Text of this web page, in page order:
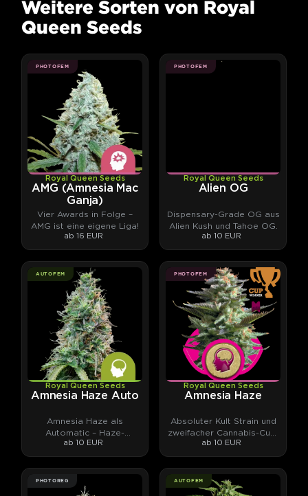
Weitere Sorten von Royal
Queen Seeds
PHOTOFEM
Royal Queen Seeds
AMG (Amnesia Mac
Ganja)
Vier Awards in Folge –
AMG ist eine eigene Liga!
ab 16 EUR
PHOTOFEM
Royal Queen Seeds
Alien OG
Dispensary-Grade OG aus
Alien Kush und Tahoe OG.
ab 10 EUR
AUTOFEM
Royal Queen Seeds
Amnesia Haze Auto
Amnesia Haze als
Automatic – Haze-
Klassiker neu gedacht.
ab 10 EUR
PHOTOFEM
Royal Queen Seeds
Amnesia Haze
Absoluter Kult Strain und
zweifacher Cannabis-Cup-
Gewinner aus den 90ern.
ab 10 EUR
PHOTOREG AUTOFEM